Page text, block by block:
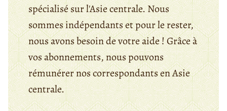
spécialisé sur l'Asie centrale. Nous
sommes indépendants et pour le rester,
nous avons besoin de votre aide ! Grâce à
vos abonnements, nous pouvons
rémunérer nos correspondants en Asie
centrale.